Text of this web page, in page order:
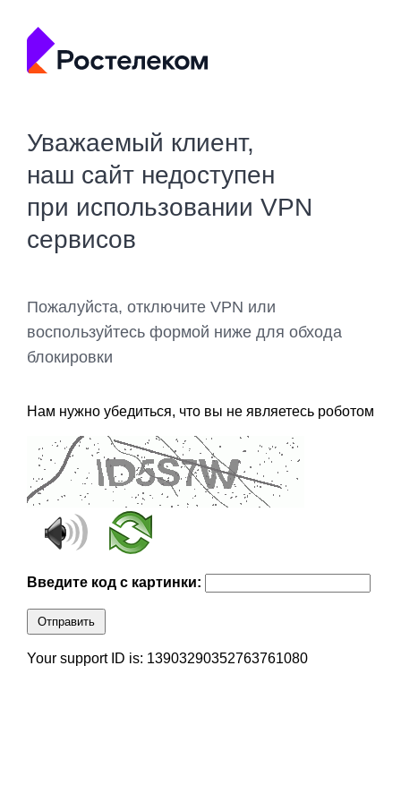
Уважаемый клиент,
наш сайт недоступен
при использовании VPN
сервисов
Пожалуйста, отключите VPN или
воспользуйтесь формой ниже для обхода
блокировки
Нам нужно убедиться, что вы не являетесь роботом
Введите код с картинки:
Отправить
Your support ID is: 13903290352763761080